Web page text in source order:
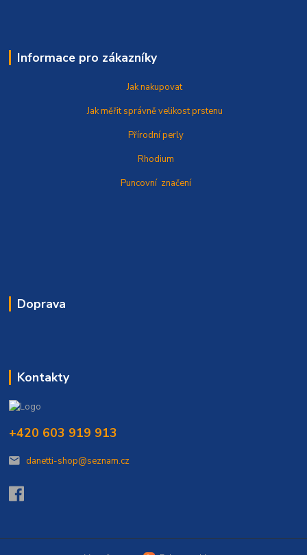
Informace pro zákazníky
Jak nakupovat
Jak měřit správněvelikost prstenu
Přírodní perly
Rhodium
Puncovní značení
Doprava
Kontakty
+420 603 919 913
danetti-shop@seznam.cz